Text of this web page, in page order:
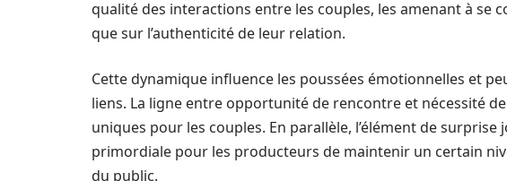
qualité des interactions entre les couples, les amenant à se
que sur l’authenticité de leur relation.
Cette dynamique influence les poussées émotionnelles et
liens. La ligne entre opportunité de rencontre et nécessité
uniques pour les couples. En parallèle, l’élément de
primordiale pour les producteurs de maintenir un certain
du public.